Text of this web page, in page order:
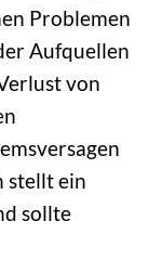
Problemen
Aufquellen
von
stellt ein
sollte